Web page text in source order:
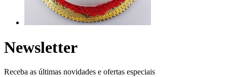
Newsletter
Receba as últimas novidades e ofertas especiais